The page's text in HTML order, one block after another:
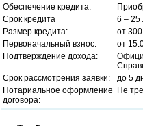
Обеспечение кредита:
Срок кредита
6 – 25
Размер кредита:
от
Первоначальный взнос:
от
Подтверждение дохода:
Срок рассмотрения заявки:
до 5
Нотариальное оформление
договора:
Не